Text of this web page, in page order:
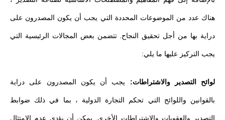
هناك عدد من الموضوعات المحددة التي يجب أن يكون المصدرون على
دراية بها من أجل تحقيق النجاح. تتضمن بعض المجالات الرئيسية التي
يجب التركيز عليها ما يلي:
لوائح التصدير والاشتراطات: يجب أن يكون المصدرون على دراية
بالقوانين واللوائح التي تحكم التجارة الدولية ، بما في ذلك ضوابط
التصدير والعقوبات والاشتراطات الأخرى. يمكن أن يؤدي عدم الامتثال